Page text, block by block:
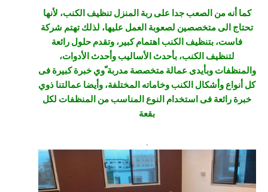
كما أنه من الصعب جدا على ربة المنزل تنظيف الكنب، لأنها
تحتاج الى متخصصين لصعوبة العمل عليها، لذلك تهتم شركة
فاست، بتنظيف الكنب اهتمام كبير، وتقدم حلول رائعة
لتنظيف الكنب، بأحدث الأساليب وأحدث الأدوات،
والمنظفات وبأيدى عمالة متخصصة مدربة ّوي خبرة كبيرة فى
كل أنواع وأشكال الكنب وخاماته المختلفة، وأيضا عمالتنا ذوي
خبرة رائعة فى استخدام النوع المناسب من المنظفات لكل
بقعة
.